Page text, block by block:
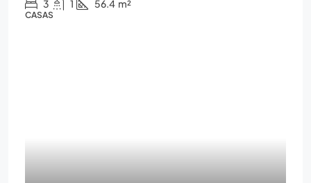
3 1 56.4 m²
CASAS